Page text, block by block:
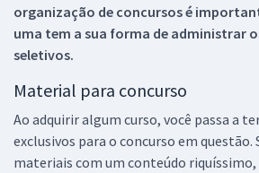
organização de concursos é
uma tem a sua forma de administrar
seletivos.
Material para concurso
Ao adquirir algum curso, você passa a
exclusivos para o concurso em questão.
materiais com um conteúdo